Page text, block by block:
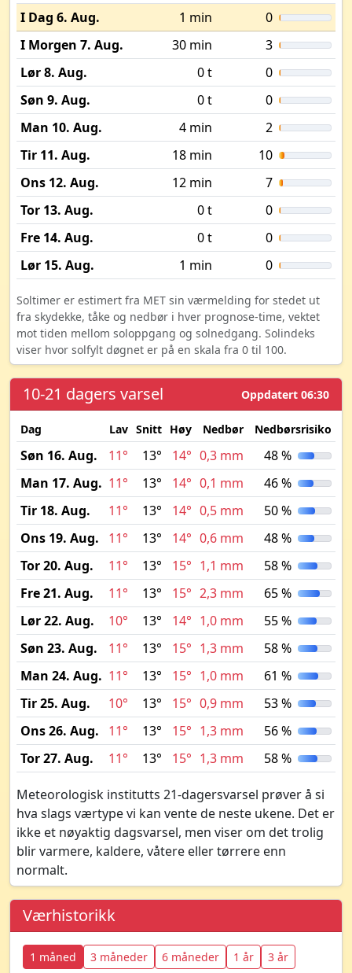
I Dag 6. Aug. 1 min
0
I Morgen 7. Aug.
30 min
3
Lør 8. Aug.
0 t
0
Søn 9. Aug.
0 t
0
Man 10. Aug.
4 min
2
Tir 11. Aug.
18 min
10
Ons 12. Aug.
12 min
7
Tor 13. Aug.
0 t
0
Fre 14. Aug.
0 t
0
Lør 15. Aug.
1 min 0
Soltimer er estimert fra MET sin værmelding for stedet ut
fra skydekke, tåke og nedbør i hver prognose-time, vektet
mot tiden mellom soloppgang og solnedgang. Solindeks
viser hvor solfylt døgnet er på en skala fra 0 til 100.
10-21 dagers varsel Oppdatert 06:30
Dag Lav Snitt Høy Nedbør Nedbørsrisiko
Søn 16. Aug. 11° 13° 14° 0,3 mm
48 %
Man 17. Aug. 11° 13° 14° 0,1 mm
46 %
Tir 18. Aug.
11° 13° 14° 0,5 mm
50 %
Ons 19. Aug.
11° 13° 14° 0,6 mm
48 %
Tor 20. Aug.
11° 13° 15° 1,1 mm
58 %
Fre 21. Aug.
11° 13° 15° 2,3 mm
65 %
Lør 22. Aug.
10° 13° 14° 1,0 mm
55 %
Søn 23. Aug.
11° 13° 15° 1,3 mm
58 %
Man 24. Aug. 11° 13° 15° 1,0 mm
61 %
Tir 25. Aug.
10° 13° 15° 0,9 mm
53 %
Ons 26. Aug.
11° 13° 15° 1,3 mm
56 %
Tor 27. Aug.
11° 13° 15° 1,3 mm 58 %
Meteorologisk institutts 21-dagersvarsel prøver å si
hva slags værtype vi kan vente de neste ukene. Det er
ikke et nøyaktig dagsvarsel, men viser om det trolig
blir varmere, kaldere, våtere eller tørrere enn
normalt.
Værhistorikk
1 måned 3 måneder 6 måneder 1 år 3 år